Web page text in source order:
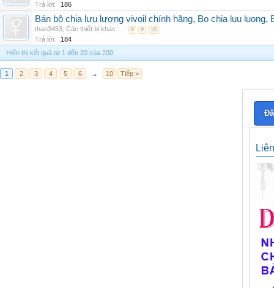
Trả lời: 186
Bán bộ chia lưu lượng vivoil chính hãng, Bo chia luu
thao3453 Các thiết bị khác ... 8 9 10
Trả lời:
184
Hiển thị kết quả từ 1 đến 20 của 200
1 2 3 4 5 6 → 10 Tiếp >